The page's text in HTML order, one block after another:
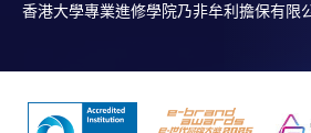
香港大學專業進修學院乃非牟利擔保有限